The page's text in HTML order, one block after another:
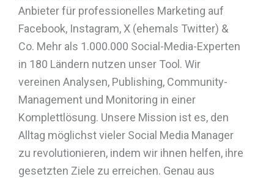
Anbieter für professionelles Marketing auf
Facebook, Instagram, X (ehemals Twitter) &
Co. Mehr als 1.000.000 Social-Media-Experten
in 180 Ländern nutzen unser Tool. Wir
vereinen Analysen, Publishing, Community-
Management und Monitoring in einer
Komplettlösung. Unsere Mission ist es, den
Alltag möglichst vieler Social Media Manager
zu revolutionieren, indem wir ihnen helfen, ihre
gesetzten Ziele zu erreichen. Genau aus